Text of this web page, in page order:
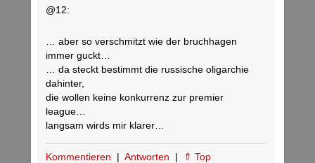
@12:
… aber so verschmitzt wie der bruchhagen
immer guckt…
… da steckt bestimmt die russische oligarchie
dahinter,
die wollen keine konkurrenz zur premier
league…
langsam wirds mir klarer…
Kommentieren | Antworten | ⇑ Top